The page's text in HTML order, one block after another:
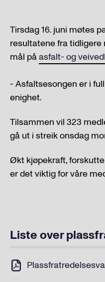
Tirsdag 16. juni møtes
resultatene fra
mål påasfalt- og
- Asfaltsesongen er i
enighet.
Tilsammen vil 323
gå ut i streik onsdag
Økt kjøpekraft,
er det viktig for våre
Liste over